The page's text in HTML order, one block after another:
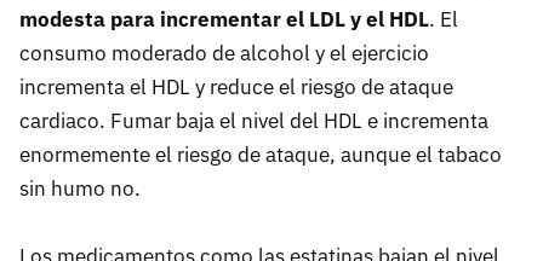
modesta para incrementar el LDLy el HDL. El
consumo moderado de alcohol y el ejercicio
incrementa el HDL y reduce el riesgo de ataque
cardiaco. Fumar baja el nivel del HDL e incrementa
enormemente el riesgo de ataque, aunque el tabaco
sin humo no.